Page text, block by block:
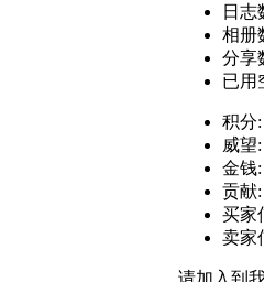
日志
相册
分享
已用
积分:
威望
金钱:
贡献:
买家
卖家
请加入到